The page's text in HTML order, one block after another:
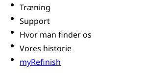
Træning
Support
Hvor man finder os
Vores historie
myRefinish